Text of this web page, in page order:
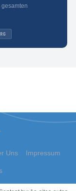
Uns Impressum